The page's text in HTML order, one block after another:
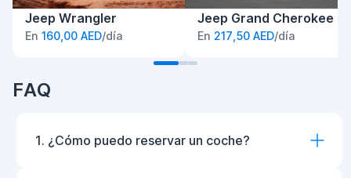
Jeep Wrangler
En 160,00 AED/día
Jeep Grand Cherokee
En 217,50 AED/día
FAQ
1. ¿Cómo puedo reservar un coche?